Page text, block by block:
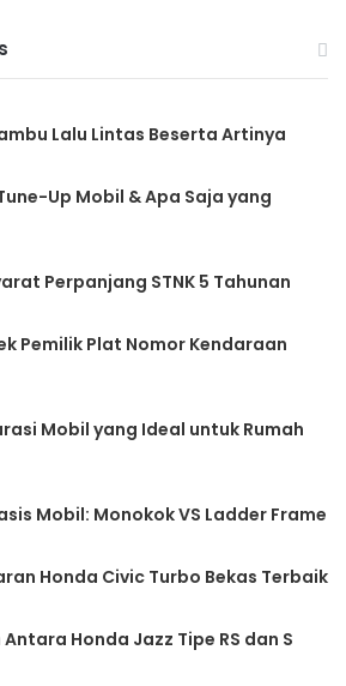
Lalu Lintas Beserta Artinya
Up Mobil & Apa Saja yang
Perpanjang STNK 5 Tahunan
Pemilik Plat Nomor Kendaraan
Mobil yang Ideal untuk Rumah
Mobil: Monokok VS Ladder Frame
Honda Civic Turbo Bekas Terbaik
Honda Jazz Tipe RS dan S